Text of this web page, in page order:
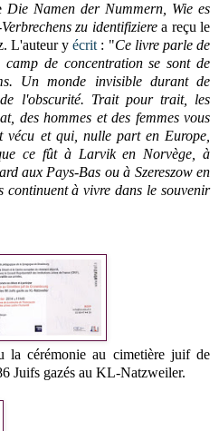
Die Namen der Nummern, Wie es
zu identifizierea reçu le
L'auteur yécrit : "Ce livre parle de
de concentration se sont de
Un monde invisible durant de
de l'obscurité. Trait pour trait, les
des hommes et des femmes vous
vécu et qui, nulle part en Europe,
ce fût à Larvik en Norvège, à
aux Pays-Bas ou à Szereszow en
continuent à vivre dans le souvenir
cérémonie au cimetière juif de
Juifs gazés au KL-Natzweiler.